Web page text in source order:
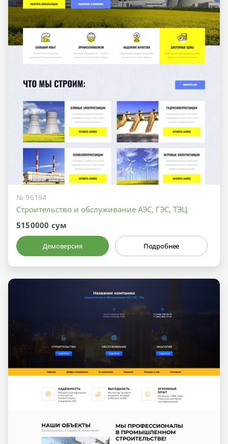
№ 96194
Строительство и обслуживание АЭС, ГЭС, ТЭЦ
5150000 сум
Демоверсия Подробнее